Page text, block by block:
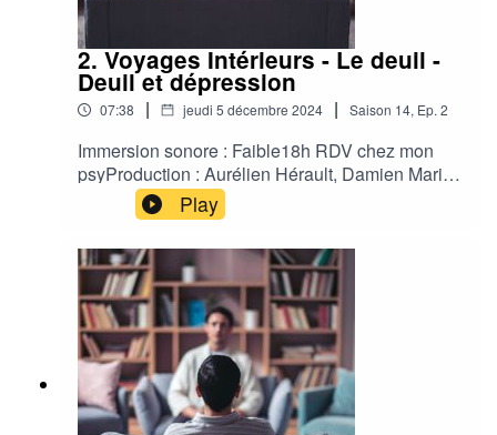
2. Voyages Intérieurs - Le deuil -
Deuil et dépression
07:38 | jeudi 5 décembre 2024 | Saison 14, Ep. 2
Immersion sonore : Faible18h RDV chez mon
psyProduction : Aurélien Hérault, Damien Maric,
Jean François TinardChargée de production :
Agathe LedeinAuteur : Danaë Holler et Solène
EkizianComédien : Benoit AllemaneStudio :
Contrechamp Studio Habillage Sonore :
Contrechamp Studio
Play